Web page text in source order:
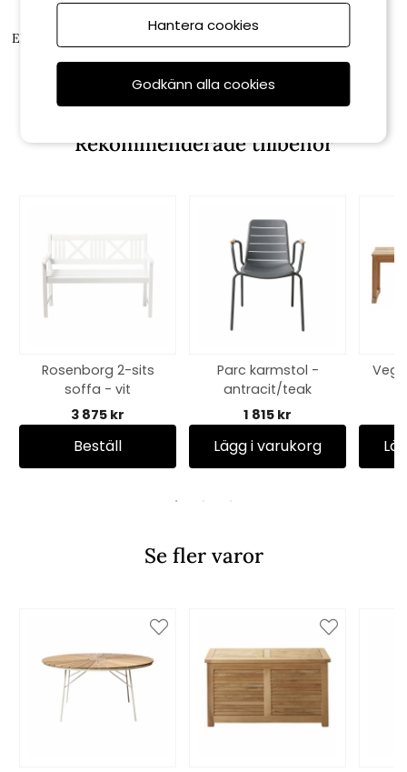
Ellen karmstol - antracit/teak
Rekommenderade tillbehör
Rosenborg 2-sits
soffa - vit
3 875 kr
Beställ
Parc karmstol -
antracit/teak
1 815 kr
Lägg i varukorg
Se fler varor
Hantera cookies
Godkänn alla cookies